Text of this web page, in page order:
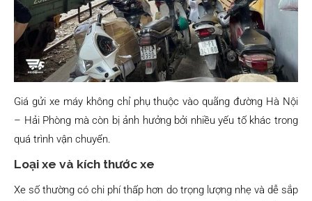
Giá gửi xe máy không chỉ phụ thuộc vào quãng đường Hà Nội
– Hải Phòng mà còn bị ảnh hưởng bởi nhiều yếu tố khác trong
quá trình vận chuyển.
Loại xe và kích thước xe
Xe số thường có chi phí thấp hơn do trọng lượng nhẹ và dễ sắp